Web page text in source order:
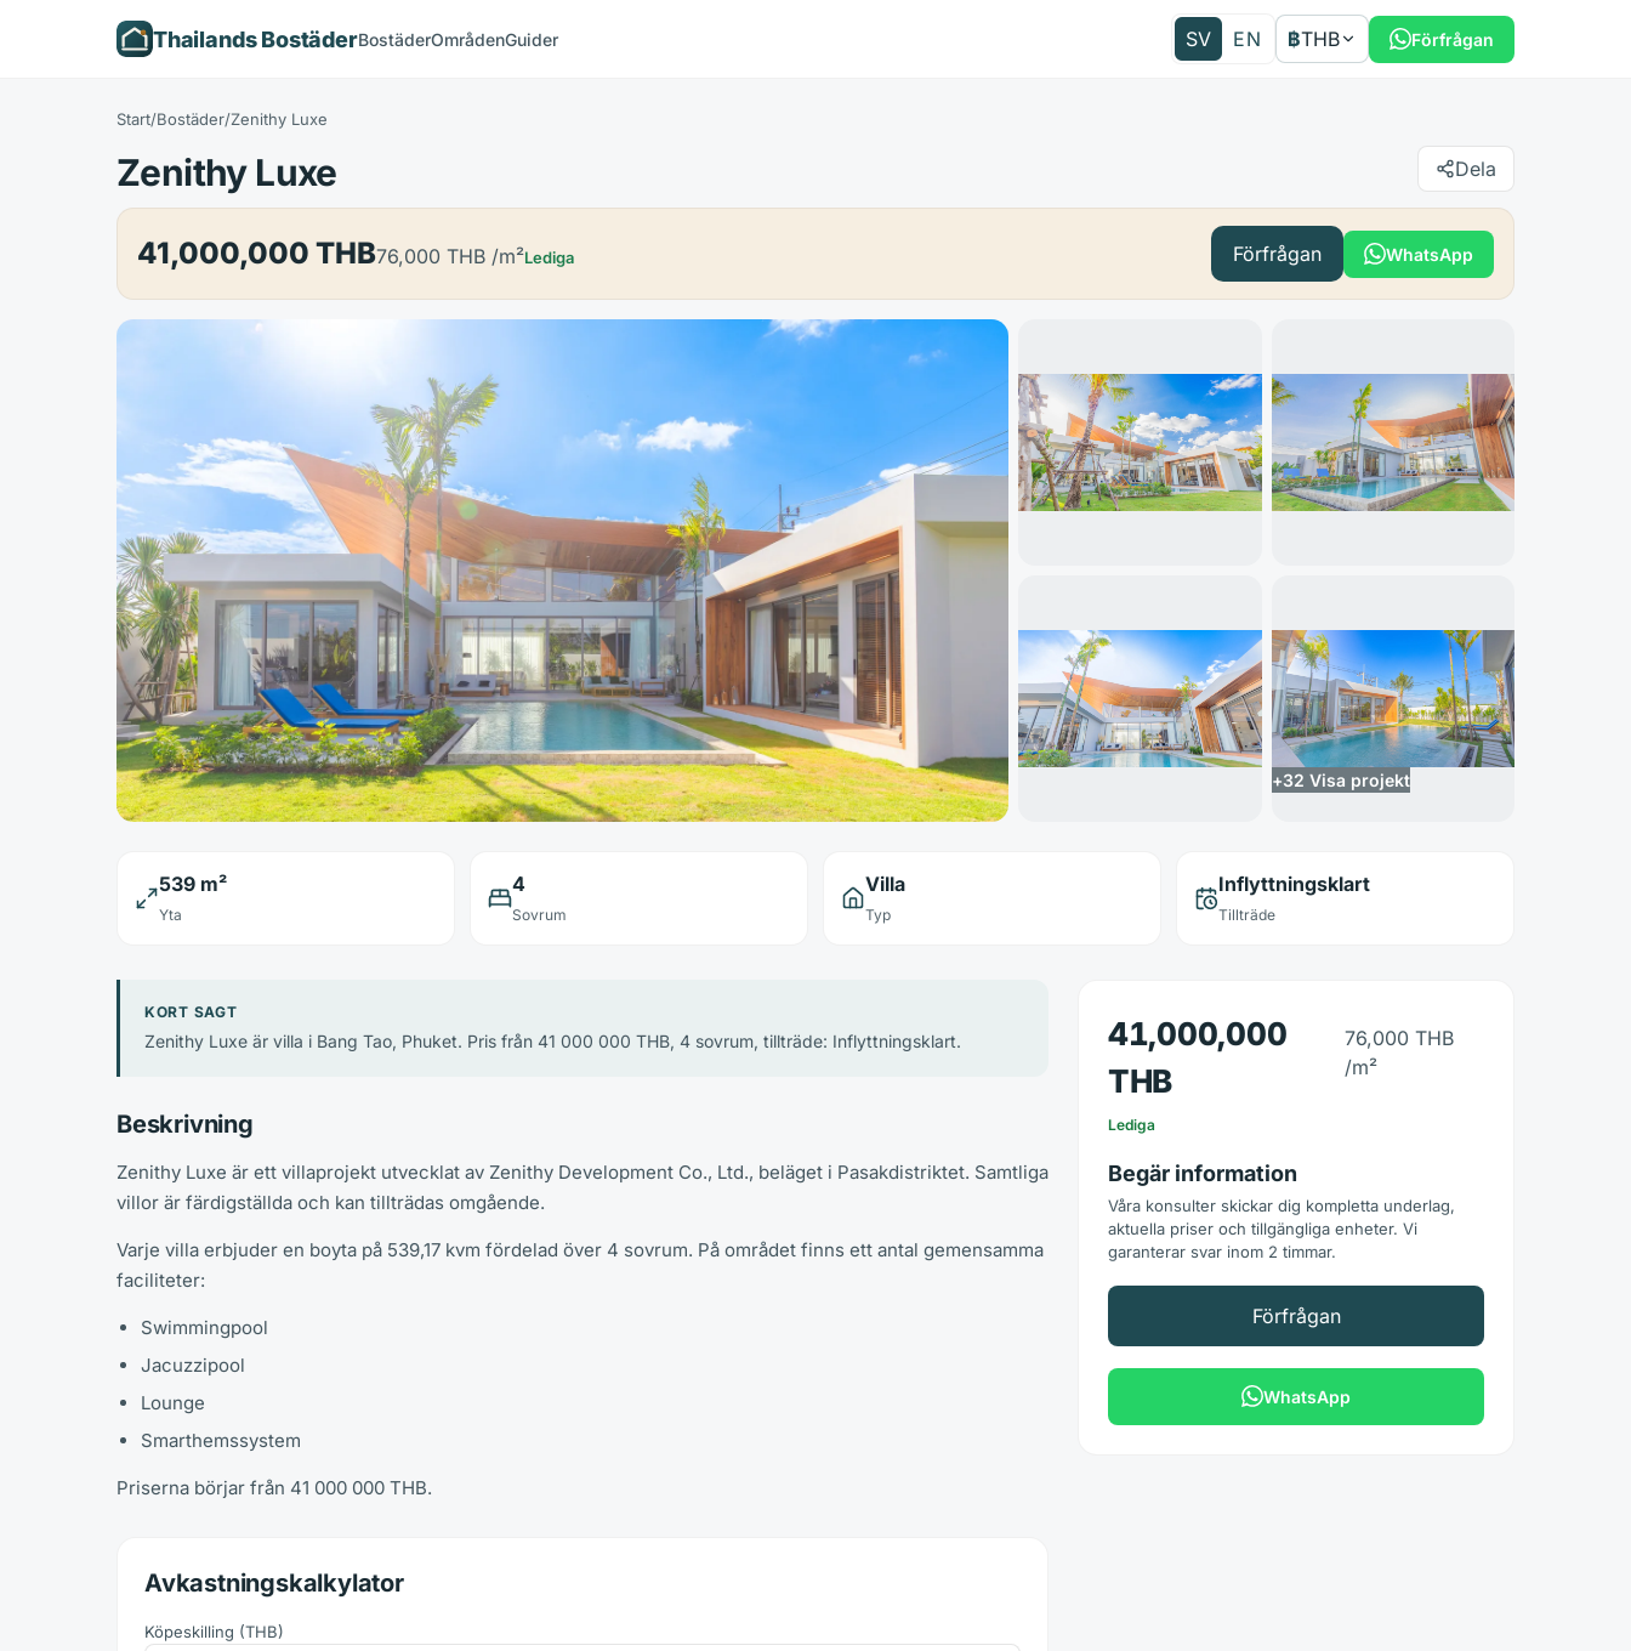
Thailands BostäderBostäderOmrådenGuider SV EN ฿THB Förfrågan
Start/Bostäder/Zenithy Luxe
Zenithy Luxe Dela
41,000,000 THB76,000 THB /m²Lediga Förfrågan WhatsApp
+32 Visa projekt
539 m²
Yta
4
Sovrum
Villa
Typ
Inflyttningsklart
Tillträde
KORT SAGT
Zenithy Luxe är villa i Bang Tao, Phuket. Pris från 41 000 000 THB, 4 sovrum, tillträde: Inflyttningsklart.
Beskrivning
Zenithy Luxe är ett villaprojekt utvecklat av Zenithy Development Co., Ltd., beläget i Pasakdistriktet. Samtliga
villor är färdigställda och kan tillträdas omgående.
Varje villa erbjuder en boyta på 539,17 kvm fördelad över 4 sovrum. På området finns ett antal gemensamma
faciliteter:
Swimmingpool
Jacuzzipool
Lounge
Smarthemssystem
Priserna börjar från 41 000 000 THB.
Avkastningskalkylator
Köpeskilling (THB)
41,000,000
THB
76,000 THB
/m²
Lediga
Begär information
Våra konsulter skickar dig kompletta underlag,
aktuella priser och tillgängliga enheter. Vi
garanterar svar inom 2 timmar.
Förfrågan
WhatsApp